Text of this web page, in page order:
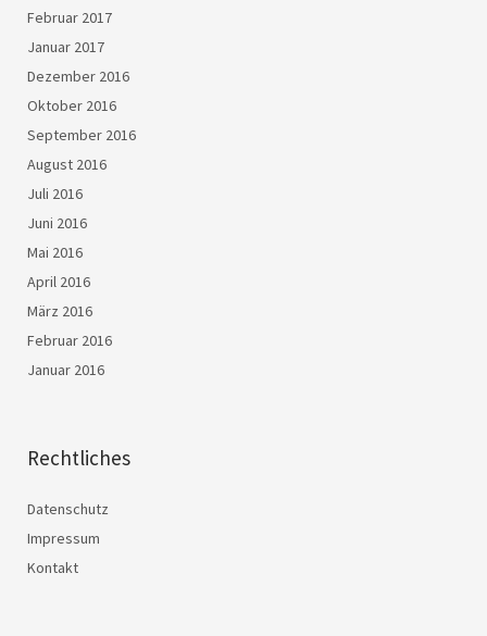
Februar 2017
Januar 2017
Dezember 2016
Oktober 2016
September 2016
August 2016
Juli 2016
Juni 2016
Mai 2016
April 2016
März 2016
Februar 2016
Januar 2016
Rechtliches
Datenschutz
Impressum
Kontakt